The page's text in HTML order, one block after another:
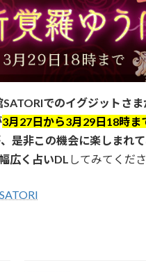
でのイグジットさ
3月27日から3月29日18時ま
是非この機会に楽しまれ
広く占いDL してみてくだ